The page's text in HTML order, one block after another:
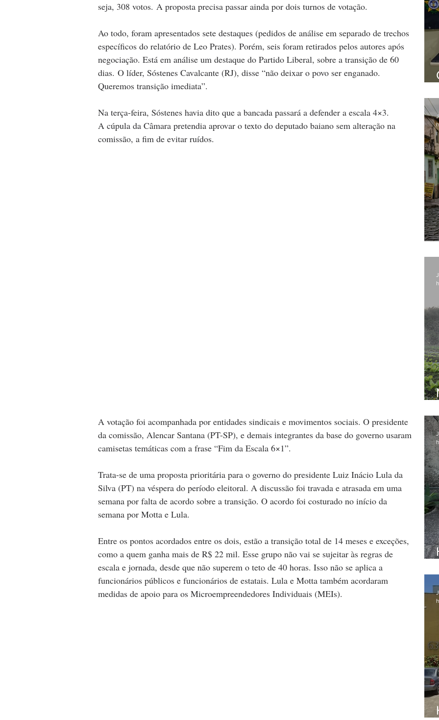
seja, 308 votos. A proposta precisa passar ainda por dois turnos de votação.
Ao todo, foram apresentados sete destaques (pedidos de análise em separado de trechos
específicos do relatório de Leo Prates). Porém, seis foram retirados pelos autores após
negociação. Está em análise um destaque do Partido Liberal, sobre a transição de 60
dias. O líder, Sóstenes Cavalcante (RJ), disse “não deixar o povo ser enganado.
Queremos transição imediata”.
Na terça-feira, Sóstenes havia dito que a bancada passará a defender a escala 4×3.
A cúpula da Câmara pretendia aprovar o texto do deputado baiano sem alteração na
comissão, a fim de evitar ruídos.
A votação foi acompanhada por entidades sindicais e movimentos sociais. O presidente
da comissão, Alencar Santana (PT-SP), e demais integrantes da base do governo usaram
camisetas temáticas com a frase “Fim da Escala 6×1”.
Trata-se de uma proposta prioritária para o governo do presidente Luiz Inácio Lula da
Silva (PT) na véspera do período eleitoral. A discussão foi travada e atrasada em uma
semana por falta de acordo sobre a transição. O acordo foi costurado no início da
semana por Motta e Lula.
Entre os pontos acordados entre os dois, estão a transição total de 14 meses e exceções,
como a quem ganha mais de R$ 22 mil. Esse grupo não vai se sujeitar às regras de
escala e jornada, desde que não superem o teto de 40 horas. Isso não se aplica a
funcionários públicos e funcionários de estatais. Lula e Motta também acordaram
medidas de apoio para os Microempreendedores Individuais (MEIs).